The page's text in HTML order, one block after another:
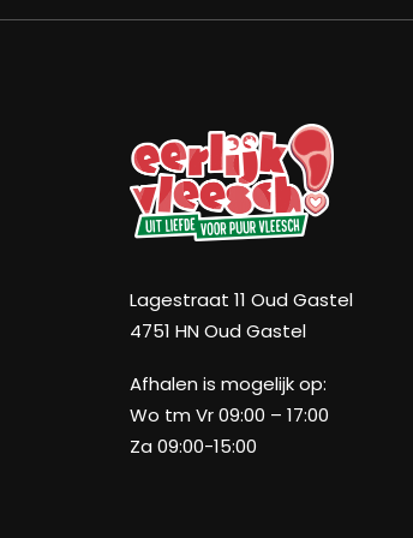
Lagestraat 11 Oud Gastel
4751 HN Oud Gastel
Afhalen is mogelijk op:
Wo tm Vr 09:00 – 17:00
Za 09:00-15:00